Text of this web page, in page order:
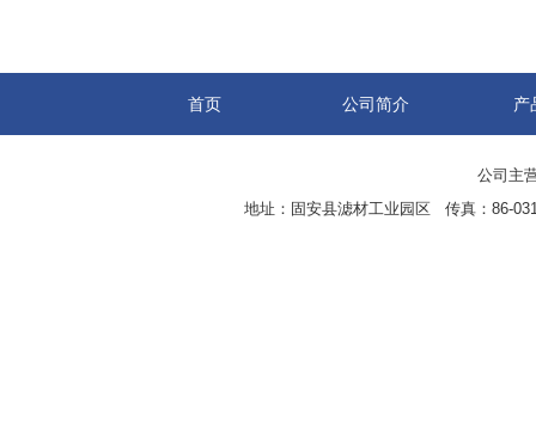
首页 公司简介 产
公司主
地址：固安县滤材工业园区 传真：86-